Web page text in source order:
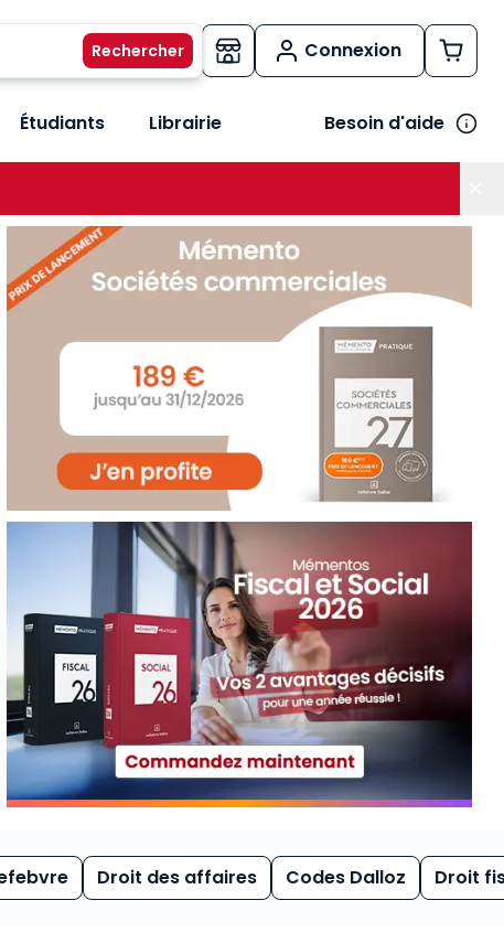
Connexion
métiers
le sous-menu Vos besoins
Étudiants Librairie Besoin d'aide
Droit des affaires Codes Dalloz Droit